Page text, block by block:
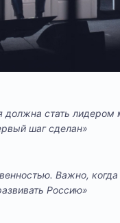
стать лидером
шаг сделан»
Важно,
Россию»